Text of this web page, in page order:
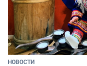
НОВОСТИ